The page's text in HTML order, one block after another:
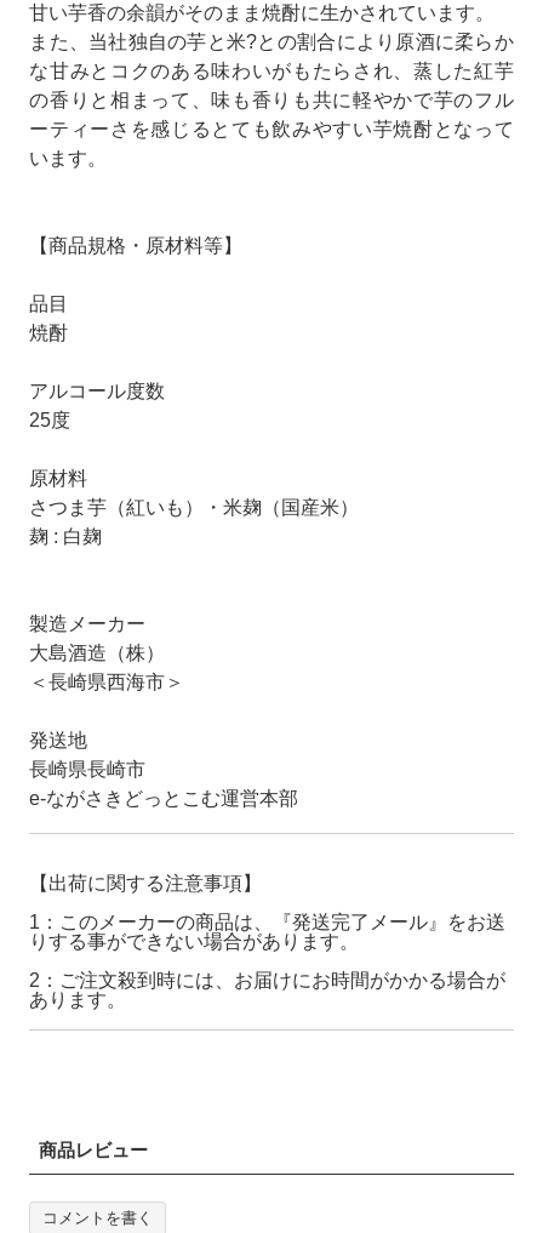
甘い芋香の余韻がそのまま焼酎に生かされています。
また、当社独自の芋と米?との割合により原酒に柔らか
な甘みとコクのある味わいがもたらされ、蒸した紅芋
の香りと相まって、味も香りも共に軽やかで芋のフル
ーティーさを感じるとても飲みやすい芋焼酎となって
います。
【商品規格・原材料等】
品目
焼酎
アルコール度数
25度
原材料
さつま芋（紅いも）・米麹（国産米）
麹 : 白麹
製造メーカー
大島酒造（株）
＜長崎県西海市＞
発送地
長崎県長崎市
e-ながさきどっとこむ運営本部
【出荷に関する注意事項】
1：このメーカーの商品は、『発送完了メール』をお送
りする事ができない場合があります。
2：ご注文殺到時には、お届けにお時間がかかる場合が
あります。
商品レビュー
コメントを書く